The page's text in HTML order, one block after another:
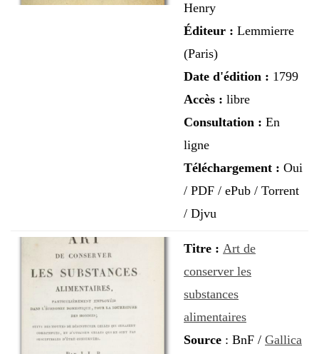
Henry
Éditeur : Lemmierre
(Paris)
Date d'édition : 1799
Accès : libre
Consultation : En
ligne
Téléchargement : Oui
/ PDF / ePub / Torrent
/ Djvu
Titre : Art de
conserver les
substances
alimentaires
Source : BnF / Gallica